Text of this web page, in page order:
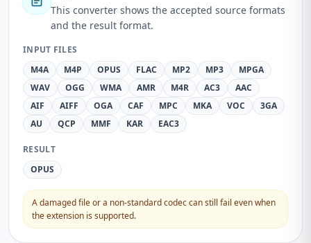
This converter shows the accepted source formats
and the result format.
INPUT FILES
M4A
M4P OPUS FLAC MP2 MP3
MPGA
WAV
OGG WMA AMR M4R AC3
AAC
AIF
AIFF OGA CAF MPC MKA VOC
3GA
AU
QCP MMF KAR EAC3
RESULT
OPUS
A damaged file or a non-standard codec can still fail even when
the extension is supported.